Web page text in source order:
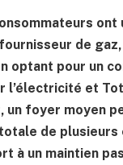
ont
de
optant pour un
l’électricité et
un foyer moyen
de plusieurs
à un maintien